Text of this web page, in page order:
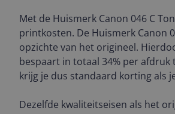
Met de Huismerk Canon 046 C
printkosten. De Huismerk Canon
opzichte van het origineel.
bespaart in totaal 34% per
krijg je dus standaard korting als
Dezelfde kwaliteitseisen als het